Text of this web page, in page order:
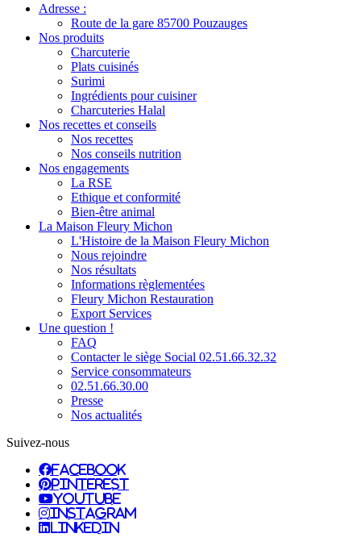
Adresse :
Route de la gare 85700 Pouzauges
Nos produits
Charcuterie
Plats cuisinés
Surimi
Ingrédients pour cuisiner
Charcuteries Halal
Nos recettes et conseils
Nos recettes
Nos conseils nutrition
Nos engagements
La RSE
Ethique et conformité
Bien-être animal
La Maison Fleury Michon
L'Histoire de la Maison Fleury Michon
Nous rejoindre
Nos résultats
Informations règlementées
Fleury Michon Restauration
Export Services
Une question !
FAQ
Contacter le siège Social 02.51.66.32.32
Service consommateurs
02.51.66.30.00
Presse
Nos actualités
Suivez-nous
facebook
pinterest
youtube
instagram
linkedin